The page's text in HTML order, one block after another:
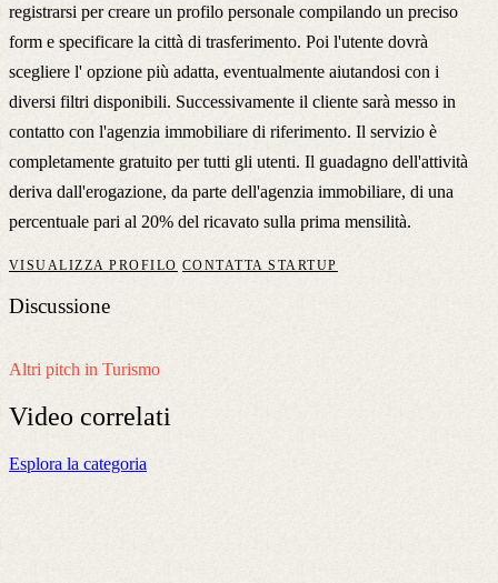
registrarsi per creare un profilo personale compilando un preciso
form e specificare la città di trasferimento. Poi l'utente dovrà
scegliere l' opzione più adatta, eventualmente aiutandosi con i
diversi filtri disponibili. Successivamente il cliente sarà messo in
contatto con l'agenzia immobiliare di riferimento. Il servizio è
completamente gratuito per tutti gli utenti. Il guadagno dell'attività
deriva dall'erogazione, da parte dell'agenzia immobiliare, di una
percentuale pari al 20% del ricavato sulla prima mensilità.
VISUALIZZA PROFILO CONTATTA STARTUP
Discussione
Altri pitch in Turismo
Video correlati
Esplora la categoria